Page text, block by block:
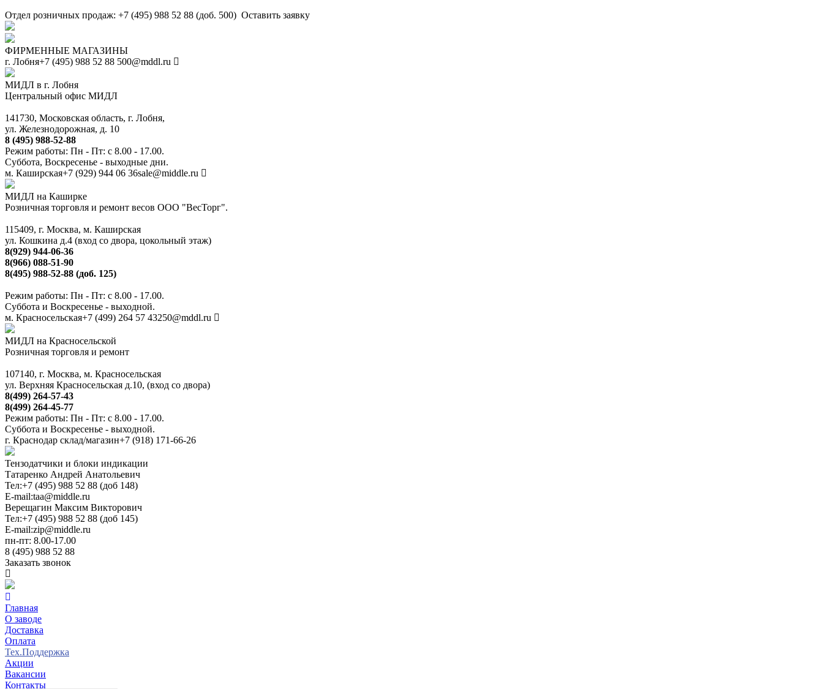
Отдел розничных продаж: +7 (495) 988 52 88 (доб. 500) Оставить заявку
ФИРМЕННЫЕ МАГАЗИНЫ
г. Лобня+7 (495) 988 52 88 500@mddl.ru
МИДЛ в г. Лобня
Центральный офис МИДЛ
141730, Московская область, г. Лобня,
ул. Железнодорожная, д. 10
8 (495) 988-52-88
Режим работы: Пн - Пт: с 8.00 - 17.00.
Суббота, Воскресенье - выходные дни.
м. Каширская+7 (929) 944 06 36sale@middle.ru
МИДЛ на Каширке
Розничная торговля и ремонт весов ООО "ВесТорг".
115409, г. Москва, м. Каширская
ул. Кошкина д.4 (вход со двора, цокольный этаж)
8(929) 944-06-36
8(966) 088-51-90
8(495) 988-52-88 (доб. 125)
Режим работы: Пн - Пт: с 8.00 - 17.00.
Суббота и Воскресенье - выходной.
м. Красносельская+7 (499) 264 57 43250@mddl.ru
МИДЛ на Красносельской
Розничная торговля и ремонт
107140, г. Москва, м. Красносельская
ул. Верхняя Красносельская д.10, (вход со двора)
8(499) 264-57-43
8(499) 264-45-77
Режим работы: Пн - Пт: с 8.00 - 17.00.
Суббота и Воскресенье - выходной.
г. Краснодар склад/магазин+7 (918) 171-66-26
Тензодатчики и блоки индикации
Татаренко Андрей Анатольевич
Тел:+7 (495) 988 52 88 (доб 148)
E-mail:taa@middle.ru
Верещагин Максим Викторович
Тел:+7 (495) 988 52 88 (доб 145)
E-mail:zip@middle.ru
пн-пт: 8.00-17.00
8 (495) 988 52 88
Заказать звонок
Главная
О заводе
Доставка
Оплата
Тех.Поддержка
Акции
Вакансии
Контакты